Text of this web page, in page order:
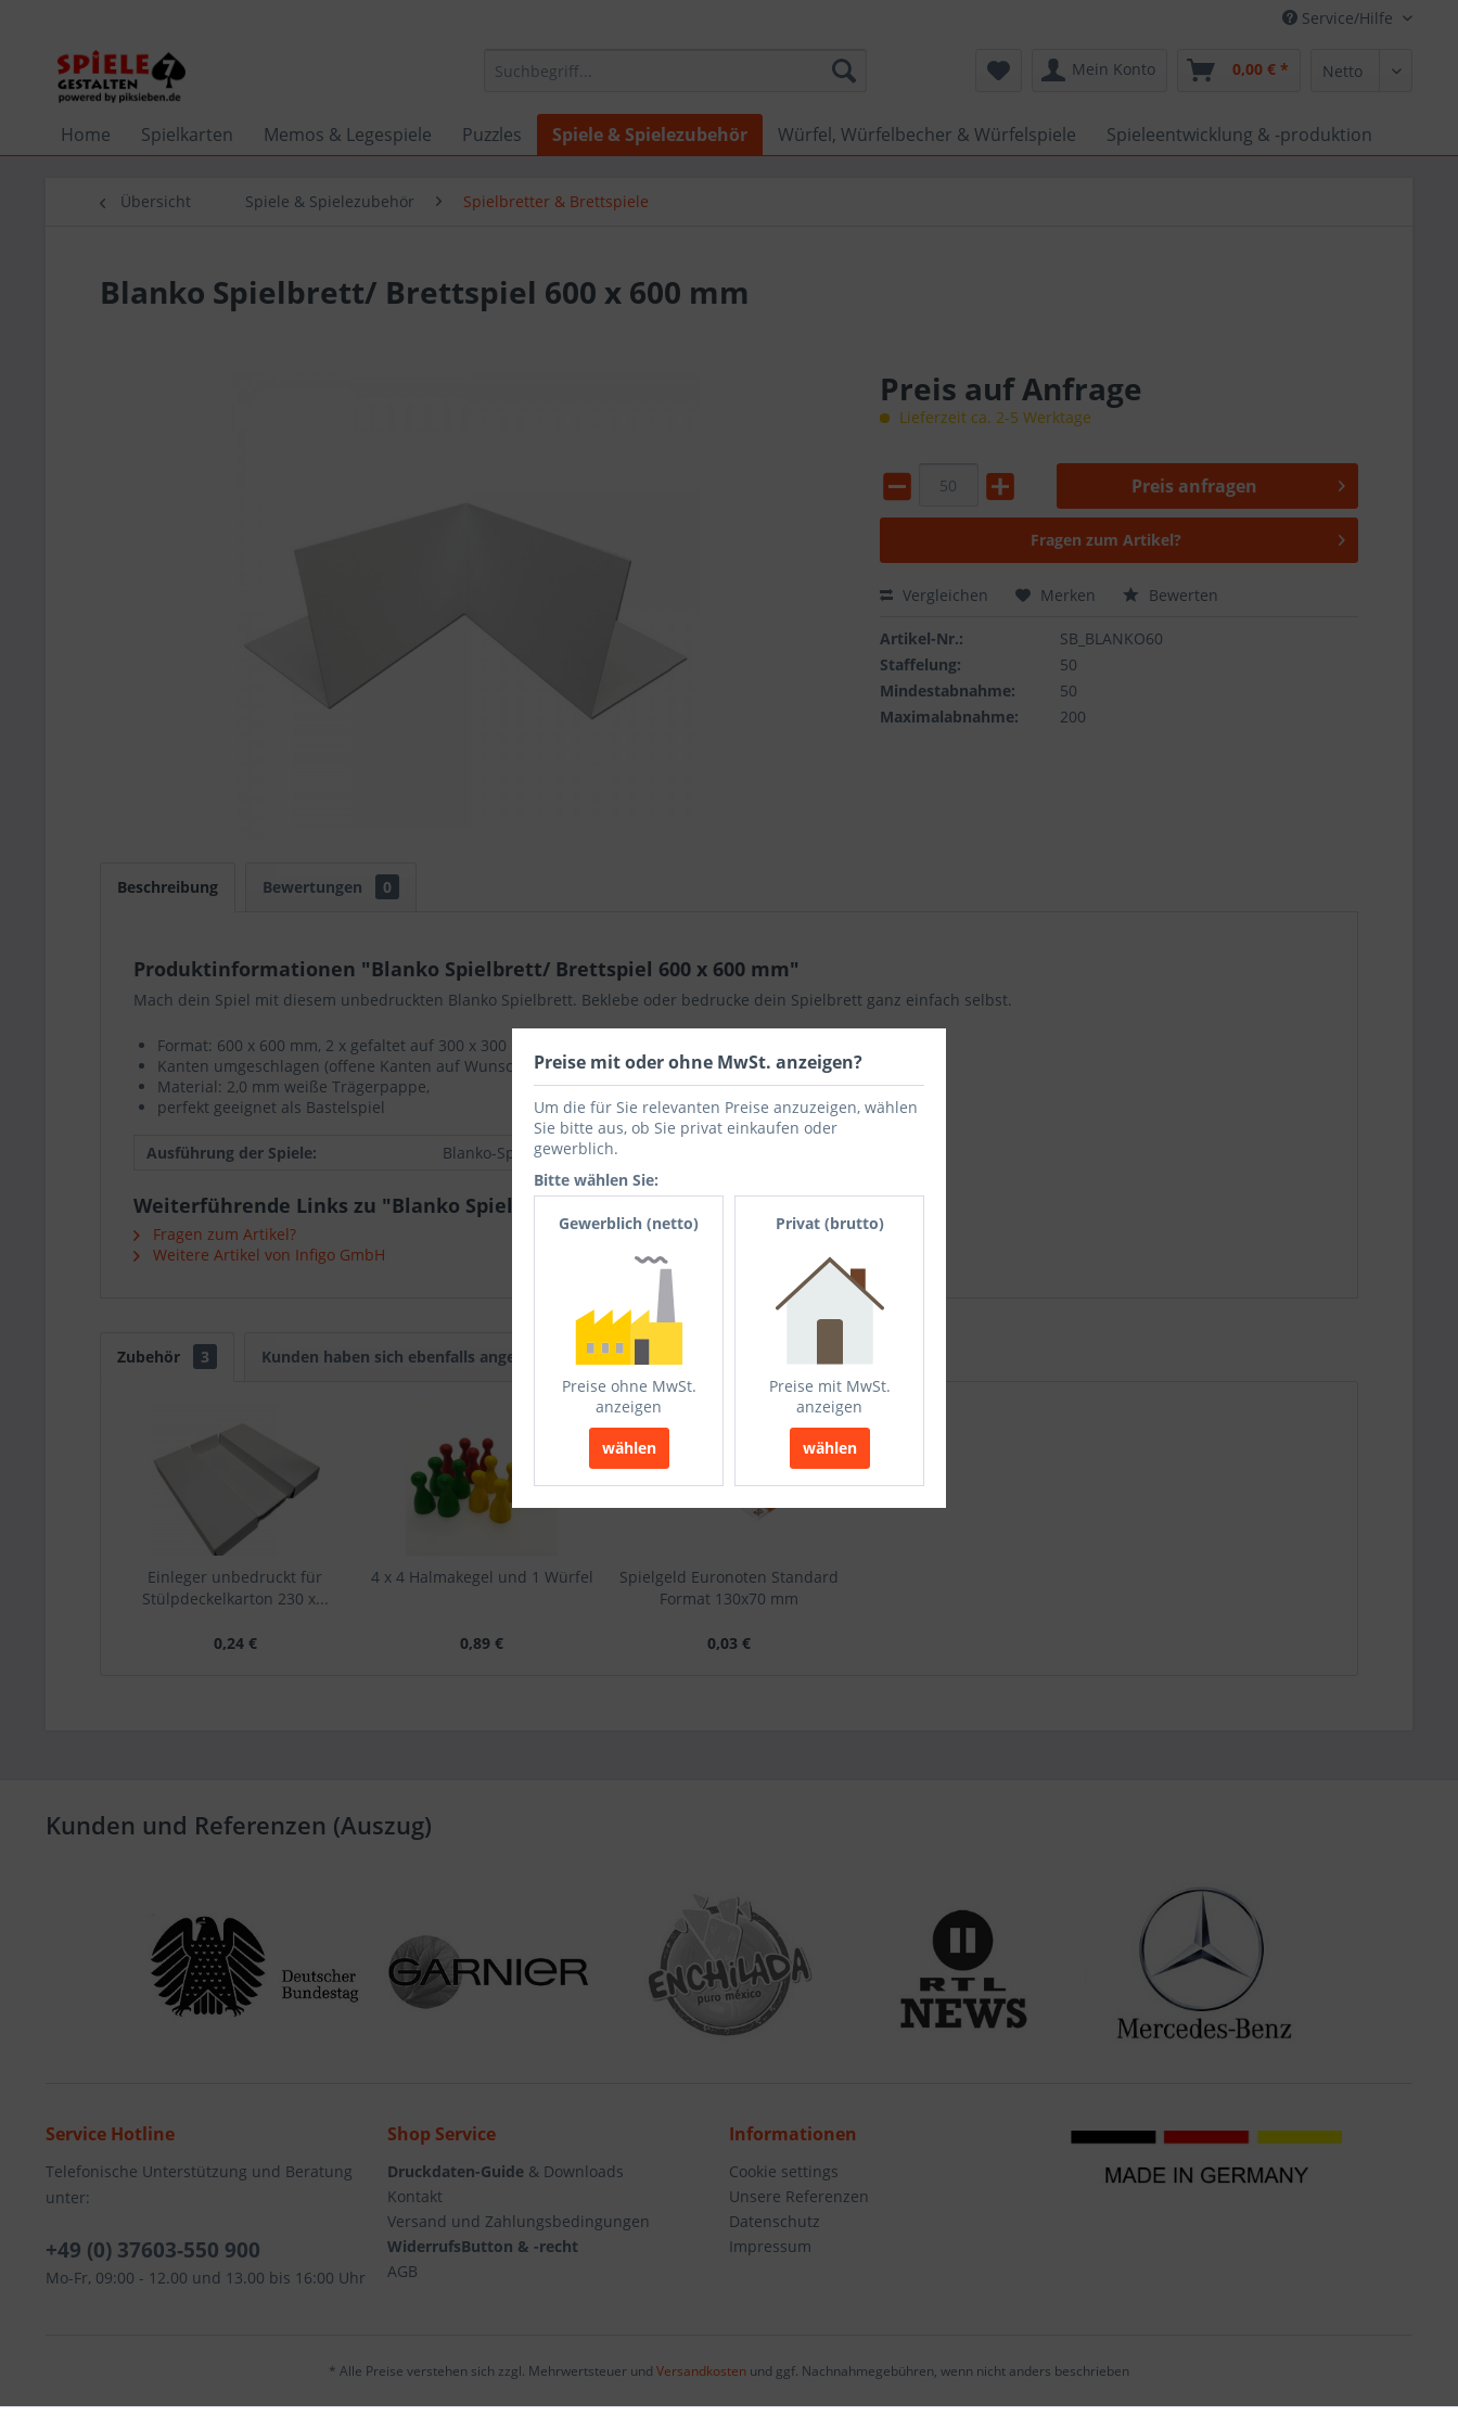
Service/Hilfe
Mein Konto 0,00 € *
Home Spielkarten Memos & Legespiele Puzzles Spiele & Spielezubehör Würfel, Würfelbecher & Würfelspiele Spieleentwicklung & -produktion
Übersicht Spiele & Spielezubehör Spielbretter & Brettspiele
Blanko Spielbrett/ Brettspiel 600 x 600 mm
Preis auf Anfrage
Lieferzeit ca. 2-5 Werktage
Preis anfragen
Fragen zum Artikel?
Preis anfragen
Senden
Vergleichen Merken Bewerten
Artikel-Nr.:
SB_BLANKO60
Staffelung:
50
Mindestabnahme:
50
Maximalabnahme:
200
Beschreibung Bewertungen 0
Produktinformationen "Blanko Spielbrett/ Brettspiel 600 x 600 mm"
Mach dein Spiel mit diesem unbedruckten Blanko Spielbrett. Beklebe oder bedrucke dein Spielbrett ganz einfach selbst.
Format: 600 x 600 mm, 2 x gefaltet auf 300 x 300 mm
Kanten umgeschlagen (offene Kanten auf Wunsch möglich)
Material: 2,0 mm weiße Trägerpappe,
perfekt geeignet als Bastelspiel
Ausführung der Spiele: Blanko-Spielbrett (unbedruckt)
Weiterführende Links zu "Blanko Spielbrett/ Brettspiel 600 x 600 mm"
Fragen zum Artikel?
Weitere Artikel von Infigo GmbH
Zubehör 3 Kunden haben sich ebenfalls angesehen
Einleger unbedruckt für
Stülpdeckelkarton 230 x...
0,24 €
4 x 4 Halmakegel und 1 Würfel
0,89 €
Spielgeld Euronoten Standard
Format 130x70 mm
0,03 €
Kunden und Referenzen (Auszug)
Service Hotline
Telefonische Unterstützung und Beratung
unter:
+49 (0) 37603-550 900
Mo-Fr, 09:00 - 12.00 und 13.00 bis 16:00 Uhr
Shop Service
Druckdaten-Guide & Downloads
Kontakt
Versand und Zahlungsbedingungen
WiderrufsButton & -recht
AGB
Informationen
Cookie settings
Unsere Referenzen
Datenschutz
Impressum
* Alle Preise verstehen sich zzgl. Mehrwertsteuer und Versandkosten und ggf. Nachnahmegebühren, wenn nicht anders beschrieben
Preise mit oder ohne MwSt. anzeigen?
Um die für Sie relevanten Preise anzuzeigen, wählen
Sie bitte aus, ob Sie privat einkaufen oder
gewerblich.
Bitte wählen Sie:
Gewerblich (netto)
Preise ohne MwSt.
anzeigen
wählen
Privat (brutto)
Preise mit MwSt.
anzeigen
wählen